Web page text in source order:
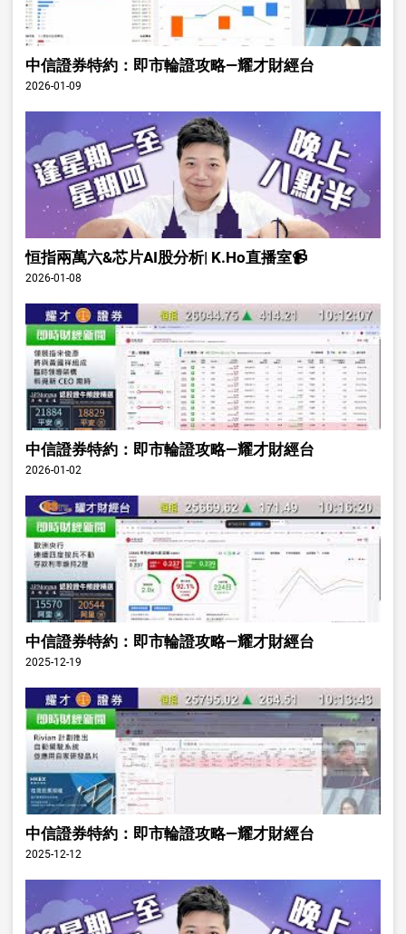
中信證券特約：即市輪證攻略—耀才財經台
2026-01-09
恒指兩萬六&芯片AI股分析| K.Ho直播室📹
2026-01-08
中信證券特約：即市輪證攻略—耀才財經台
2026-01-02
中信證券特約：即市輪證攻略—耀才財經台
2025-12-19
中信證券特約：即市輪證攻略—耀才財經台
2025-12-12